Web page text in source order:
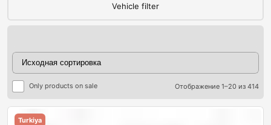
Vehicle filter
Only products on sale Отображение 1–20 из 414
Turkiya